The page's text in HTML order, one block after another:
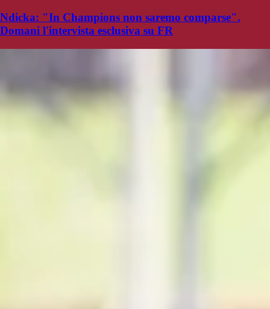
Ndicka: "In Champions non saremo comparse".
Domani l'intervista esclusiva su FR